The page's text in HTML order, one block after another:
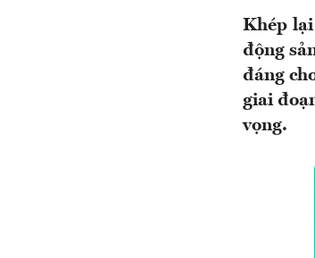
Khép
động
đáng
giai
vọng.